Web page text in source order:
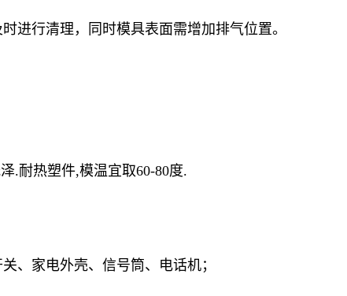
进行清理，同时模具表面需增加排气位置。
.耐热塑件,模温宜取60-80度.
、家电外壳、信号筒、电话机；